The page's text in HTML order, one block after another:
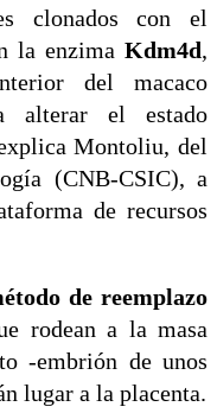
clonados con el
la enzima Kdm4d,
del macaco
alterar el estado
Montoliu, del
(CNB-CSIC), a
de recursos
de reemplazo
rodean a la masa
-embrión de unos
lugar a la placenta.